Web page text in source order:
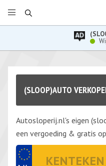
(SLOOP)AUTO
Autosloperij.nl's eigen
een vergoeding & gratis